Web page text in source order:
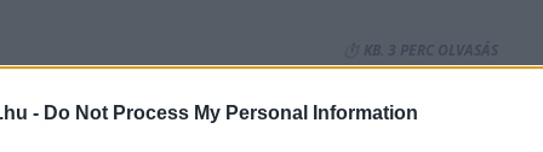
- Do Not Process My Personal Information
⏱️ KB. 3 PERC OLVASÁS
el a versenyzést, azt jól